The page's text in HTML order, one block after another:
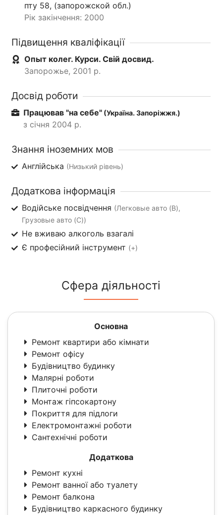
пту 58, (запорожской обл.)
Рік закінчення: 2000
Підвищення кваліфікації
Опыт колег. Курси. Свій досвид.
Запорожье, 2001 р.
Досвід роботи
Працював "на себе" (Україна. Запоріжжя.)
з січня 2004 р.
Знання іноземних мов
Англійська (Низький рівень)
Додаткова інформація
Водійське посвідчення (Легковые авто (B),
Грузовые авто (C))
Не вживаю алкоголь взагалі
Є професійний інструмент (+)
Сфера діяльності
Основна
Ремонт квартири або кімнати
Ремонт офісу
Будівництво будинку
Малярні роботи
Плиточні роботи
Монтаж гіпсокартону
Покриття для підлоги
Електромонтажні роботи
Сантехнічні роботи
Додаткова
Ремонт кухні
Ремонт ванної або туалету
Ремонт балкона
Будівництво каркасного будинку